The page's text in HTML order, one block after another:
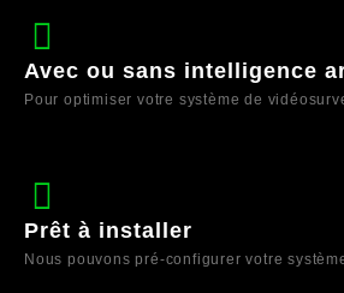
Avec ou sans intelligence
Pour optimiser votre système de
Prêt à installer
Nous pouvons pré-configurer votre